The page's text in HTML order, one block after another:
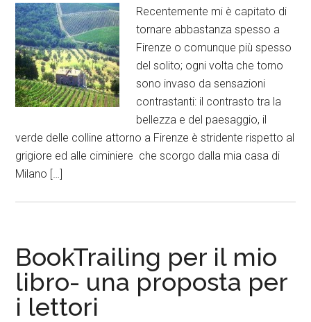
Recentemente mi è capitato di
tornare abbastanza spesso a
Firenze o comunque più spesso
del solito; ogni volta che torno
sono invaso da sensazioni
contrastanti: il contrasto tra la
bellezza e del paesaggio, il
verde delle colline attorno a Firenze è stridente rispetto al
grigiore ed alle ciminiere che scorgo dalla mia casa di
Milano […]
BookTrailing per il mio
libro- una proposta per
i lettori